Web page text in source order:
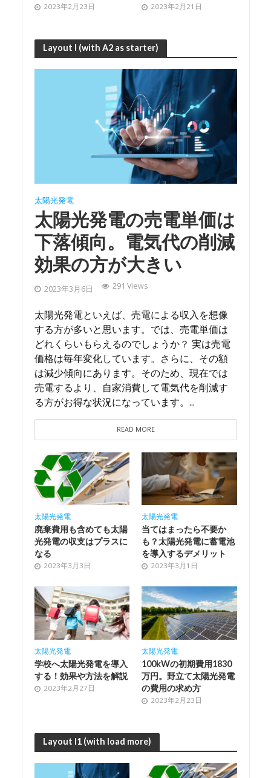
2023年2月23日 2023年2月21日
Layout I (with A2 as starter)
太陽光発電
太陽光発電の売電単価は
下落傾向。電気代の削減
効果の方が大きい
2023年3月6日 291 Views
太陽光発電といえば、売電による収入を想像
する方が多いと思います。では、売電単価は
どれくらいもらえるのでしょうか？ 実は売電
価格は毎年変化しています。さらに、その額
は減少傾向にあります。そのため、現在では
売電するより、自家消費して電気代を削減す
る方がお得な状況になっています。...
READ MORE
太陽光発電
廃棄費用も含めても太陽
光発電の収支はプラスに
なる
2023年3月3日
太陽光発電
当てはまったら不要か
も？太陽光発電に蓄電池
を導入するデメリット
2023年3月1日
太陽光発電
学校へ太陽光発電を導入
する！効果や方法を解説
2023年2月27日
太陽光発電
100kWの初期費用1830
万円。野立て太陽光発電
の費用の求め方
2023年2月23日
Layout I1 (with load more)